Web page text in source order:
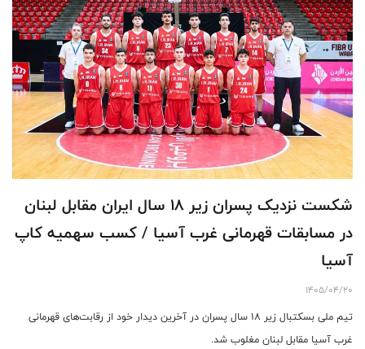
شکست نزدیک پسران زیر ۱۸ سال ایران مقابل لبنان
در مسابقات قهرمانی غرب آسیا / کسب سهمیه کاپ
آسیا
1405/04/20
تیم ملی بسکتبال زیر ۱۸ سال پسران در آخرین دیدار خود از رقابت‌های قهرمانی
غرب آسیا مقابل لبنان مغلوب شد.